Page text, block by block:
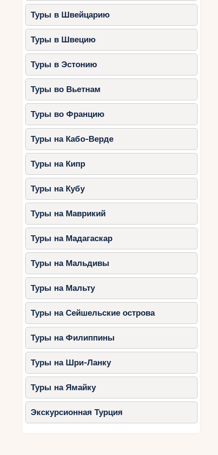
Туры в Швейцарию
Туры в Швецию
Туры в Эстонию
Туры во Вьетнам
Туры во Францию
Туры на Кабо-Верде
Туры на Кипр
Туры на Кубу
Туры на Маврикий
Туры на Мадагаскар
Туры на Мальдивы
Туры на Мальту
Туры на Сейшельские острова
Туры на Филиппины
Туры на Шри-Ланку
Туры на Ямайку
Экскурсионная Турция